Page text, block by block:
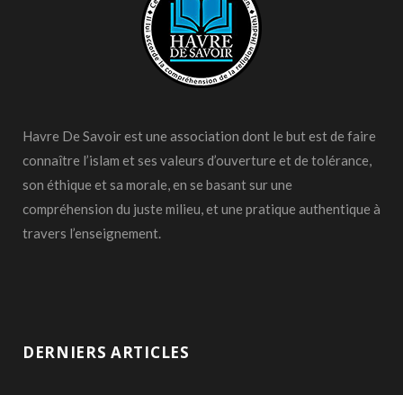
Havre De Savoir est une association dont le but est de faire
connaître l’islam et ses valeurs d’ouverture et de tolérance,
son éthique et sa morale, en se basant sur une
compréhension du juste milieu, et une pratique authentique à
travers l’enseignement.
DERNIERS ARTICLES